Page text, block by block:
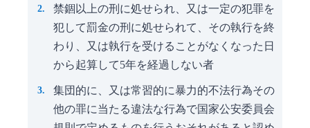
禁錮以上の刑に処せられ、又は一定の犯罪を
犯して罰金の刑に処せられて、その執行を終
わり、又は執行を受けることがなくなった日
から起算して5年を経過しない者
集団的に、又は常習的に暴力的不法行為その
他の罪に当たる違法な行為で国家公安委員会